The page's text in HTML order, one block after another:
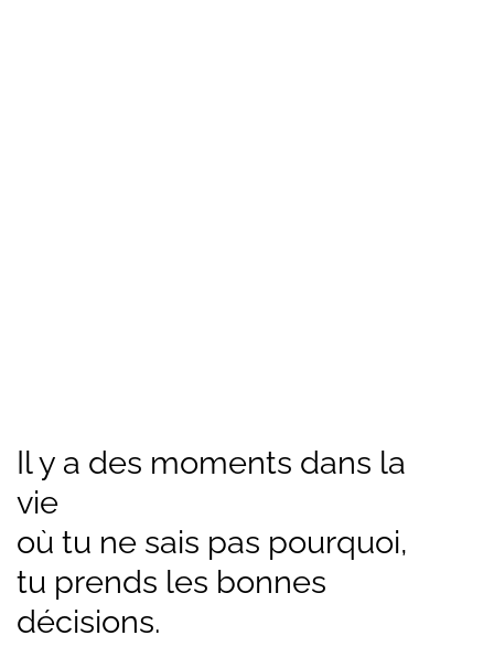
Il y a des moments dans la
vie
où tu ne sais pas pourquoi,
tu prends les bonnes
décisions.